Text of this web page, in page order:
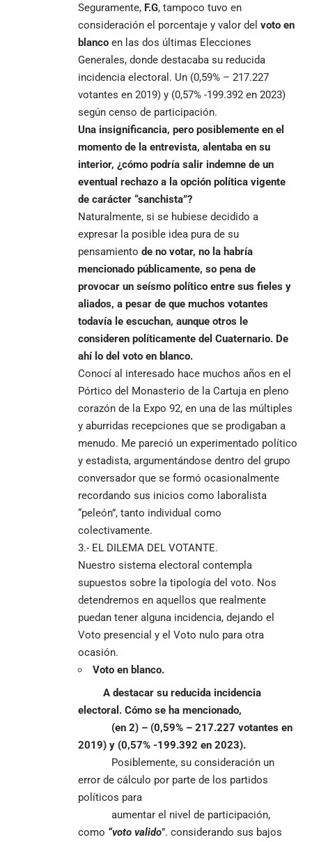
Seguramente, F.G, tampoco tuvo en
consideración el porcentaje y valor del voto en
blanco en las dos últimas Elecciones
Generales, donde destacaba su reducida
incidencia electoral. Un (0,59% – 217.227
votantes en 2019) y (0,57% -199.392 en 2023)
según censo de participación.
Una insignificancia, pero posiblemente en el
momento de la entrevista, alentaba en su
interior, ¿cómo podría salir indemne de un
eventual rechazo a la opción política vigente
de carácter “sanchista”?
Naturalmente, si se hubiese decidido a
expresar la posible idea pura de su
pensamiento de no votar, no la habría
mencionado públicamente, so pena de
provocar un seísmo político entre sus fieles y
aliados, a pesar de que muchos votantes
todavía le escuchan, aunque otros le
consideren políticamente del Cuaternario. De
ahí lo del voto en blanco.
Conocí al interesado hace muchos años en el
Pórtico del Monasterio de la Cartuja en pleno
corazón de la Expo 92, en una de las múltiples
y aburridas recepciones que se prodigaban a
menudo. Me pareció un experimentado político
y estadista, argumentándose dentro del grupo
conversador que se formó ocasionalmente
recordando sus inicios como laboralista
“peleón”, tanto individual como
colectivamente.
3.- EL DILEMA DEL VOTANTE.
Nuestro sistema electoral contempla
supuestos sobre la tipología del voto. Nos
detendremos en aquellos que realmente
puedan tener alguna incidencia, dejando el
Voto presencial y el Voto nulo para otra
ocasión.
Voto en blanco.
A destacar su reducida incidencia
electoral. Cómo se ha mencionado,
(en 2) – (0,59% – 217.227 votantes en
2019) y (0,57% -199.392 en 2023).
Posiblemente, su consideración un
error de cálculo por parte de los partidos
políticos para
aumentar el nivel de participación,
como “voto valido”. considerando sus bajos